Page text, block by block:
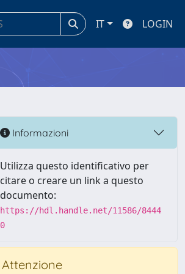
IT LOGIN
Informazioni
Utilizza questo identificativo per
citare o creare un link a questo
documento:
https://hdl.handle.net/11586/8444
0
Attenzione